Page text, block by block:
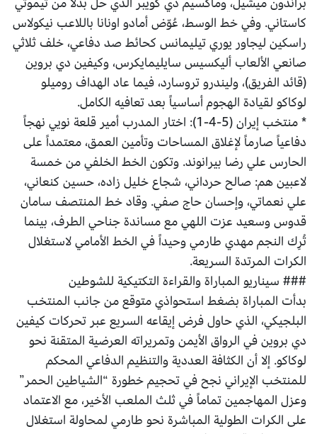
كاستاني. وفي خط الوسط، عُوّض أمادو اونانا باللاعب نيكولاس
راسكين ليجاور يوري تيليمانس كحائط صد دفاعي، خلف ثلاثي
صانعي الألعاب أليكسيس سايليمايكرس، وكيفين دي بروين
(قائد الفريق)، وليندرو تروسارد، فيما عاد الهداف روميلو
لوكاكو لقيادة الهجوم أساسياً بعد تعافيه الكامل.
* منتخب إيران (5-4-1): اختار المدرب أمير قلعة نويي نهجاً
دفاعياً صارماً لإغلاق المساحات وتأمين العمق، معتمداً على
الحارس علي رضا بيرانوند. وتكون الخط الخلفي من خمسة
لاعبين هم: صالح حرداني، شجاع خليل زاده، حسين كنعاني،
علي نعماتي، وإحسان حاج صفي. وقاد خط المنتصف سامان
قدوس وسعيد عزت اللهي مع مساندة جناحي الطرف، بينما
تُرِك النجم مهدي طارمي وحيداً في الخط الأمامي لاستغلال
الكرات المرتدة السريعة.
### سيناريو المباراة والقراءة التكتيكية للشوطين
بدأت المباراة بضغط استحواذي متوقع من جانب المنتخب
البلجيكي، الذي حاول فرض إيقاعه السريع عبر تحركات كيفين
دي بروين في الرواق الأيمن وتمريراته العرضية المتقنة نحو
لوكاكو. إلا أن الكثافة العددية والتنظيم الدفاعي المحكم
للمنتخب الإيراني نجح في تحجيم خطورة “الشياطين الحمر”
وعزل المهاجمين تماماً في ثلث الملعب الأخير، مع الاعتماد
على الكرات الطولية المباشرة نحو طارمي لمحاولة استغلال